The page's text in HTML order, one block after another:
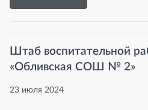
Штаб воспитательной
«Обливская СОШ № 2»
23 июля 2024